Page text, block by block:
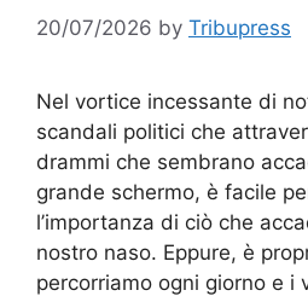
20/07/2026 by Tribupress
Nel vortice incessante di
scandali politici che
drammi che sembrano
grande schermo, è facile
l’importanza di ciò che
nostro naso. Eppure, è
percorriamo ogni giorno e i